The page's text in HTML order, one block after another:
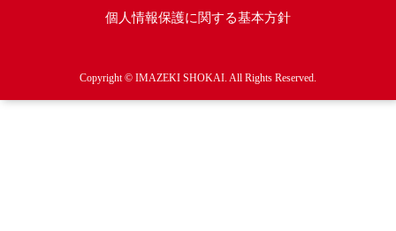
個人情報保護に関する基本方針
Copyright © IMAZEKI SHOKAI. All Rights Reserved.